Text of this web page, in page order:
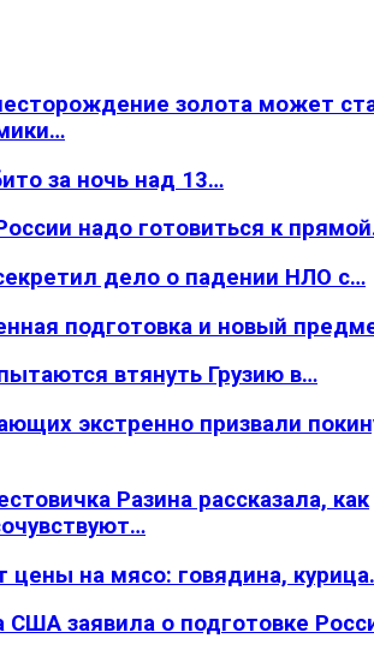
золота может
за ночь над 13…
надо готовиться к
дело о падении НЛО с…
подготовка и новый
втянуть Грузию в…
экстренно призвали
Разина рассказала, как
цены на мясо: говядина,
США заявила о подготовке